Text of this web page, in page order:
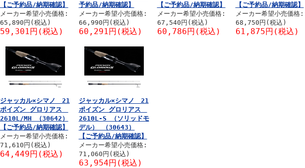
【ご予約品/納期確認】
メーカー希望小売価格:
65,890円(税込)
59,301円(税込)
予約品/納期確認】
メーカー希望小売価格:
66,990円(税込)
60,291円(税込)
【ご予約品/納期確認】
メーカー希望小売価格:
67,540円(税込)
60,786円(税込)
【ご予約品/納期確認】
メーカー希望小売価格:
68,750円(税込)
61,875円(税込)
ジャッカル×シマノ 21
ポイズン グロリアス
2610L/MH （30642）
【ご予約品/納期確認】
メーカー希望小売価格:
71,610円(税込)
64,449円(税込)
ジャッカル×シマノ 21
ポイズン グロリアス
2610L-S （ソリッドモ
デル） （30643）
【ご予約品/納期確認】
メーカー希望小売価格:
71,060円(税込)
63,954円(税込)